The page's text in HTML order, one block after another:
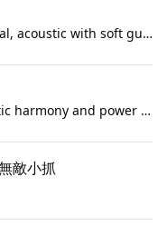
heartfelt, emotional, acoustic with soft guitar strumming and subtle strings for depth
featuring chromatic harmony and power chords, dramatic gothic, high-tempo guitars and strings, with an intense and aggressive opera-metal tone
敵小抓